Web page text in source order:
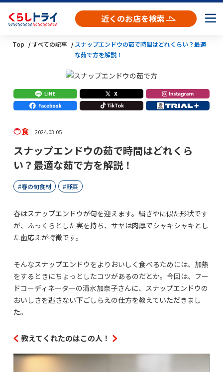
近くのお店を検索
Top すべての記事
スナップエンドウの茹で時間はどれくらい？最適
な茹で方を解説！
食 2024.03.05
スナップエンドウの茹で時間はどれくら
い？最適な茹で方を解説！
春の旬食材 野菜
春はスナップエンドウが旬を迎えます。絹さやに似た形状です
が、ふっくらとした実を持ち、サヤは肉厚でシャキシャキとし
た歯応えが特徴です。
そんなスナップエンドウをよりおいしく食べるためには、加熱
をするときにちょっとしたコツがあるのだとか。今回は、フー
ドコーディネーターの清水加奈子さんに、スナップエンドウの
おいしさを逃さない下ごしらえの仕方を教えていただきまし
た。
教えてくれたのはこの人！